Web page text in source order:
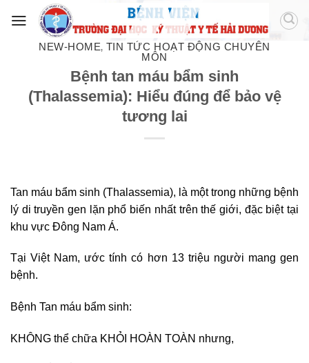
NEW-HOME, TIN TỨC HOẠT ĐỘNG CHUYÊN
MÔN
Bệnh tan máu bẩm sinh
(Thalassemia): Hiểu đúng để bảo vệ
tương lai
Tan máu bẩm sinh (Thalassemia), là một trong những bệnh
lý di truyền gen lặn phổ biến nhất trên thế giới, đặc biệt tại
khu vực Đông Nam Á.
Tại Việt Nam, ước tính có hơn 13 triệu người mang gen
bệnh.
Bệnh Tan máu bẩm sinh:
KHÔNG thể chữa KHỎI HOÀN TOÀN nhưng,